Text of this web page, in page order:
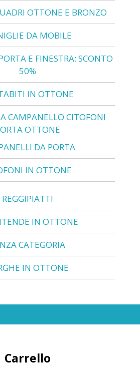
OTTONE E BRONZO
DA MOBILE
E FINESTRA: SCONTO
50%
IN OTTONE
CAMPANELLO CITOFONI
OTTONE
DA PORTA
IN OTTONE
REGGIPIATTI
IN OTTONE
CATEGORIA
IN OTTONE
Carrello